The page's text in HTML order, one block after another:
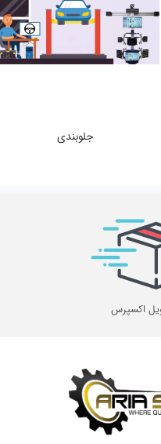
جلوبندی
اکسپرس